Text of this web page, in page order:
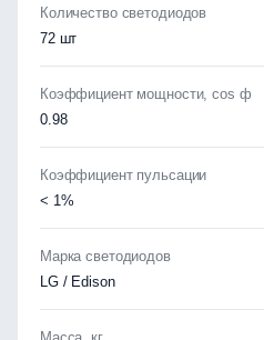
Количество светодиодов
72 шт
Коэффициент мощности, cos ф
0.98
Коэффициент пульсации
< 1%
Марка светодиодов
LG / Edison